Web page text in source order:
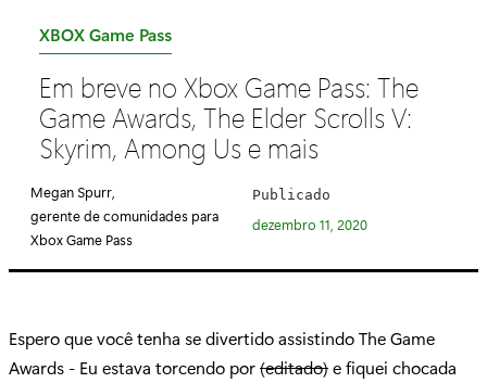
C
t
e
g
r
i
a
XBOX Game Pass
Em breve no Xbox Game Pass: The
Game Awards, The Elder Scrolls V:
Skyrim, Among Us e mais
Megan Spurr,
gerente de comunidades para
Xbox Game Pass
Publicado
dezembro 11, 2020
Espero que você tenha se divertido assistindo The Game
Awards - Eu estava torcendo por(editado)e fiquei chocada